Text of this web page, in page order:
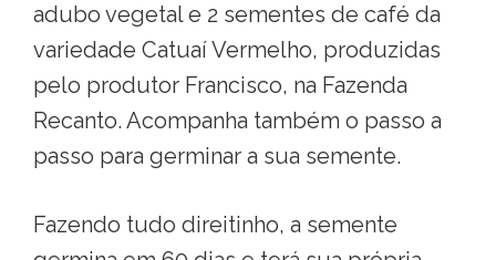
adubo vegetal e 2 sementes de café da
variedade Catuaí Vermelho, produzidas
pelo produtor Francisco, na Fazenda
Recanto. Acompanha também o passo a
passo para germinar a sua semente.
Fazendo tudo direitinho, a semente